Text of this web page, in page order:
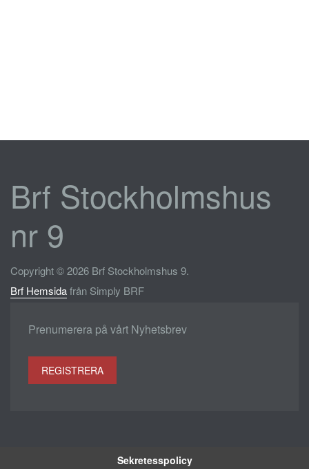
Brf Stockholmshus
nr 9
Copyright © 2026 Brf Stockholmshus 9.
Brf Hemsidafrån Simply BRF
Prenumerera på vårt Nyhetsbrev
REGISTRERA
Sekretesspolicy